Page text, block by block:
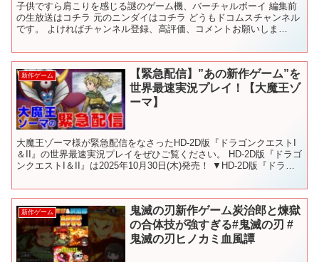
子供ですら肩こりを感じる謎のゲーム機、バーチャルボーイ 編集前
の生放送はコチラ 元のニンダイはコチラ どうもドコムスチャンネル
です。 よければチャンネル登録、高評価、コメントお願いしま
新作ゲーム
【緊急配信】”あの新作ゲーム”を
世界最速実況プレイ！【大魔王ゾ
ーマ】
大魔王ゾーマ様が緊急配信をなさったHD-2D版『ドラゴンクエストI
＆II』の世界最速実況プレイをぜひご覧ください。 HD-2D版『ドラゴ
ンクエストI＆II』は2025年10月30日(木)発売！ ▼HD-2D版『ドラゴ
新作ゲーム
鬼滅の刃新作ゲーム炭治郎と煉獄
の合体技が強すぎる#鬼滅の刃 #
鬼滅の刃ヒノカミ血風譚